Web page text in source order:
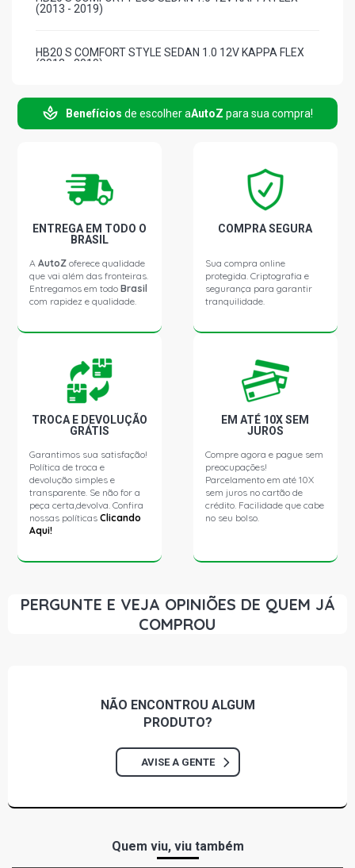
(2013 - 2019)
HB20 S COMFORT STYLE SEDAN 1.0 12V KAPPA FLEX
(2013 - 2019)
HB20 5 ANOS HATCH 1.0 12V KAPPA FLEX (2018 - 2019)
HB20 UNIQUE HATCH 1.0 12V KAPPA FLEX (2014 - 2019)
2015)
HB20 S FOR YOU SEDAN 1.0 12V KAPPA FLEX (2015 -
HB20 SPICY HATCH 1.0 12V KAPPA FLEX (2015 - 2015)
PICANTO GT HATCH 1.0 12V FLEX (2018 - 2019)
Benefícios de escolher aAutoZ para sua compra!
ENTREGA EM TODO O
BRASIL
AAutoZ oferece qualidade
que vai além das fronteiras.
Entregamos em todoBrasil
com rapidez e qualidade.
COMPRA SEGURA
Sua compra online
protegida. Criptografia e
segurança para garantir
tranquilidade.
TROCA E DEVOLUÇÃO
GRÁTIS
Garantimos sua satisfação!
Política de troca e
devolução simples e
transparente. Se não for a
peça certa,devolva. Confira
nossas políticasClicando
Aqui!
EM ATÉ 10X SEM
JUROS
Compre agora e pague sem
preocupações!
Parcelamento em até 10X
sem juros no cartão de
crédito. Facilidade que cabe
no seu bolso.
PERGUNTE E VEJA OPINIÕES DE QUEM JÁ
COMPROU
NÃO ENCONTROU ALGUM
PRODUTO?
AVISE A GENTE
Quem viu, viu também